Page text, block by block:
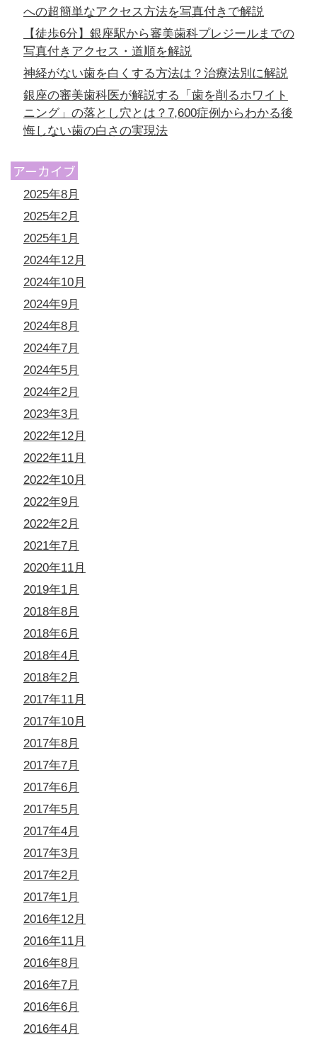
への超簡単なアクセス方法を写真付きで解説
【徒歩6分】銀座駅から審美歯科プレジールまでの
写真付きアクセス・道順を解説
神経がない歯を白くする方法は？治療法別に解説
銀座の審美歯科医が解説する「歯を削るホワイト
ニング」の落とし穴とは？7,600症例からわかる後
悔しない歯の白さの実現法
アーカイブ
2025年8月
2025年2月
2025年1月
2024年12月
2024年10月
2024年9月
2024年8月
2024年7月
2024年5月
2024年2月
2023年3月
2022年12月
2022年11月
2022年10月
2022年9月
2022年2月
2021年7月
2020年11月
2019年1月
2018年8月
2018年6月
2018年4月
2018年2月
2017年11月
2017年10月
2017年8月
2017年7月
2017年6月
2017年5月
2017年4月
2017年3月
2017年2月
2017年1月
2016年12月
2016年11月
2016年8月
2016年7月
2016年6月
2016年4月